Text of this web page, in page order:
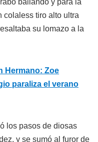
bailando y para la
colaless tiro alto ultra
su lomazo a la
Hermano: Zoe
paraliza el verano
los pasos de diosas
y se sumó al furor de